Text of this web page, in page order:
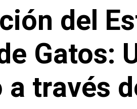
del
Gatos:
través